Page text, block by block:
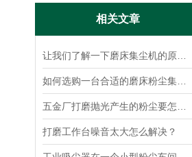
相关文章
打磨工作台噪音太大怎么解决？